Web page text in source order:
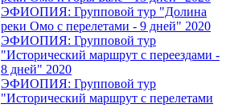
ЭФИОПИЯ: Групповой тур "Долина
реки Омо с перелетами - 9 дней" 2020
ЭФИОПИЯ: Групповой тур
"Исторический маршрут с переездами -
8 дней" 2020
ЭФИОПИЯ: Групповой тур
"Исторический маршрут с перелетами